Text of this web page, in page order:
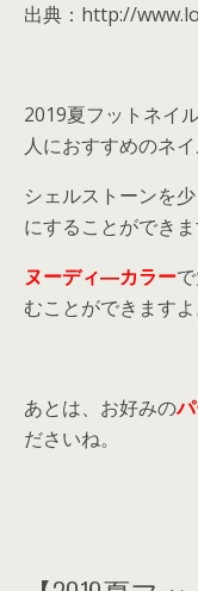
出典：http://
2019夏フットネイ
人におすすめのネイ
シェルストーンを
にすることができま
ヌーディ―カラー
むことができますよ
あとは、お好みの
ださいね。